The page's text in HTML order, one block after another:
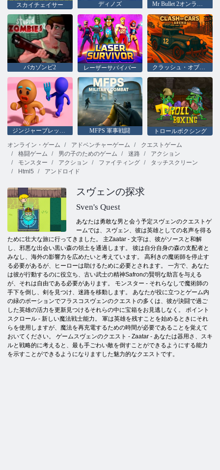
スカイチェイサー ディノズ Mr Bullet 2オンライン
バカゾンビ2 レーザーサバイバー クラッシュ・オブ・カーズ・アリーナ
ジンジャーブレッドマンを救え MFPS 軍事戦闘
トロールボクシング
オンライン・ゲーム
アドベンチャーゲーム
クエストゲーム
格闘ゲーム
男の子のためのゲーム 迷路
アクション
モンスター
アクション ファイティング
タッチスクリーン
Html5
アンドロイド
スヴェンの探求
Sven's Quest
あなたは勇敢な男と会う予定スヴェンのクエストゲ
ームでは、スヴェン、彼は英雄としての名声を得る
ために壮大な旅に行ってきました。 主Zaatar - 文字は、彼がソースと和解
し、邪悪な出会い黒い森の領土を通過します。 彼は自分自身の森の支配者と
みなし、海外の影響力を広めたいと考えています。 高利きの魔術師を停止す
る必要があるが、ヒーローは助けるために必要とされます。 一方で、あなた
は彼が行動するのに役立ち、古い武士の精神Safronの賢明な助言を与える
が、それは自由である必要があります。 モンスター - それらなしで魔術師の
手下を倒し、剣を見つけ、迷路を移動します。 あなたが役に立つとゲーム内
の緑のポーションでフラスコスヴェンのクエストの多くは、彼が決闘で過ご
した英雄の活力を更新見つけるそれらの中に宝箱をお見逃しなく。 ポイント
スクロール - 新しい魔法戦士能力。 軍は英雄を残すことを始めるときにそれ
らを使用しますが、魔法を再充電するための時間が必要であることを覚えて
おいてください。 ゲームスヴェンのクエスト - Zaatar - あなたは器用さ、スキ
ルと戦略的に考えると、最も手ごわい敵を倒すことができるようにする能力
を示すことができるようになりますした魅力的なクエストです。